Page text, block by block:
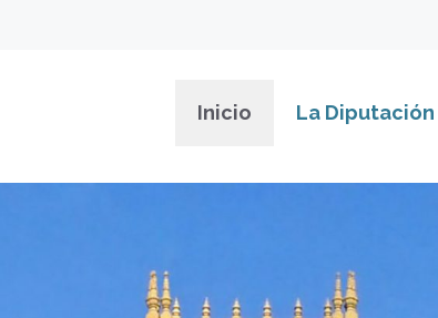
Inicio La Diputación